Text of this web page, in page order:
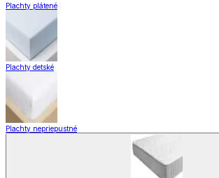
Plachty plátené
Plachty detské
Plachty nepriepustné